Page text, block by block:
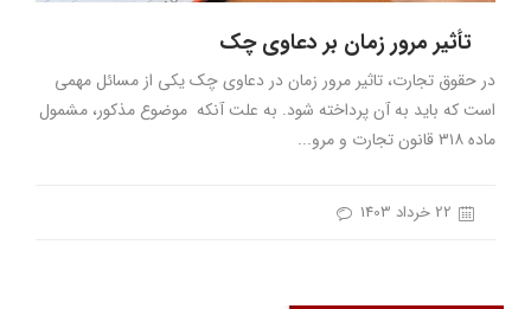
تأثیر مرور زمان بر دعاوی چک
در حقوق تجارت، تاثیر مرور زمان در دعاوی چک یکی از مسائل مهمی
است که باید به آن پرداخته شود. به علت آنکه موضوع مذکور، مشمول
ماده ۳۱۸ قانون تجارت و مرو...